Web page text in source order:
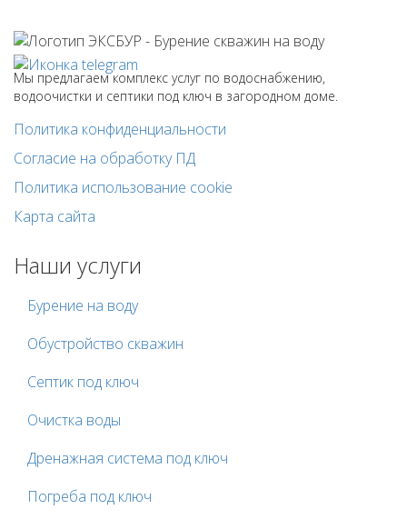
Мы предлагаем комплекс услуг по водоснабжению,
водоочистки и септики под ключ в загородном доме.
Политика конфиденциальности
Согласие на обработку ПД
Политика использование cookie
Карта сайта
Наши услуги
Бурение на воду
Обустройство скважин
Септик под ключ
Очистка воды
Дренажная система под ключ
Погреба под ключ